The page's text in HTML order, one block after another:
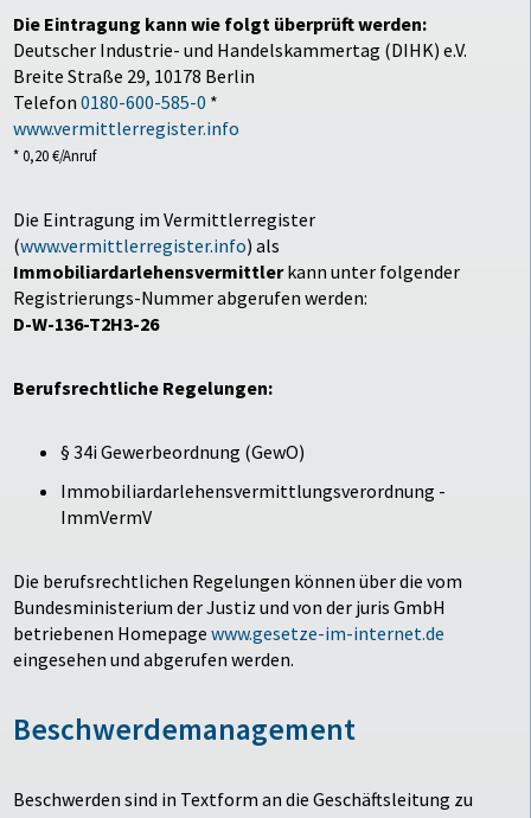
Die Eintragung kann wie folgt überprüft werden:
Deutscher Industrie- und Handelskammertag (DIHK) e.V.
Breite Straße 29, 10178 Berlin
Telefon0180-600-585-0 *
www.vermittlerregister.info
* 0,20 €/Anruf
Die Eintragung im Vermittlerregister
(www.vermittlerregister.info) als
Immobiliardarlehensvermittlerkann unter folgender
Registrierungs-Nummer abgerufen werden:
D-W-136-T2H3-26
Berufsrechtliche Regelungen:
§ 34i Gewerbeordnung (GewO)
Immobiliardarlehensvermittlungsverordnung -
ImmVermV
Die berufsrechtlichen Regelungen können über die vom
Bundesministerium der Justiz und von der juris GmbH
betriebenen Homepagewww.gesetze-im-internet.de
eingesehen und abgerufen werden.
Beschwerdemanagement
Beschwerden sind in Textform an die Geschäftsleitung zu